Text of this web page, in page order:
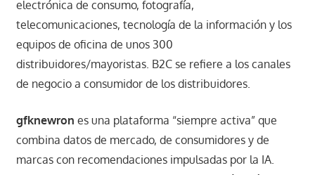
electrónica de consumo, fotografía,
telecomunicaciones, tecnología de la información y los
equipos de oficina de unos 300
distribuidores/mayoristas. B2C se refiere a los canales
de negocio a consumidor de los distribuidores.
gfknewron es una plataforma “siempre activa” que
combina datos de mercado, de consumidores y de
marcas con recomendaciones impulsadas por la IA.